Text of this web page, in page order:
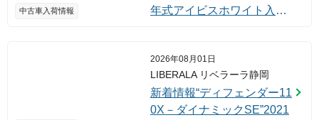
中古車入荷情報
年式アイビスホワイト入荷
2026年08月01日
LIBERALA リベラーラ静岡
新着情報“ディフェンダー11
0X－ダイナミックSE”2021